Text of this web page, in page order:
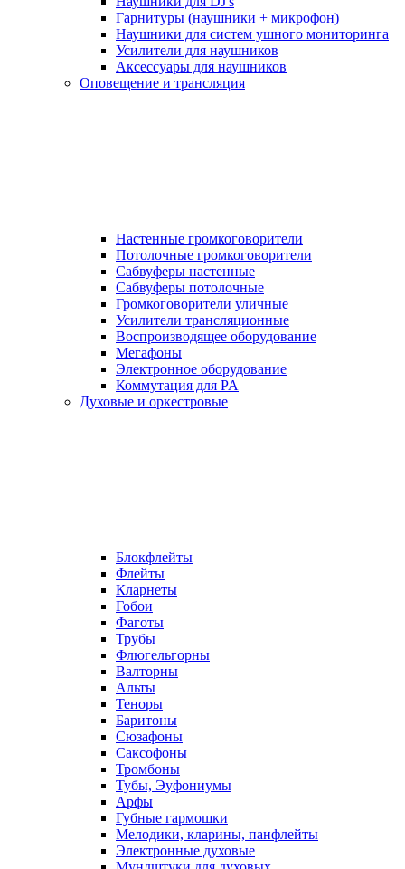
Гарнитуры (наушники + микрофон)
Наушники для систем ушного мониторинга
Усилители для наушников
Аксессуары для наушников
Оповещение и трансляция
Настенные громкоговорители
Потолочные громкоговорители
Сабвуферы настенные
Сабвуферы потолочные
Громкоговорители уличные
Усилители трансляционные
Воспроизводящее оборудование
Мегафоны
Электронное оборудование
Коммутация для PA
Духовые и оркестровые
Блокфлейты
Флейты
Кларнеты
Гобои
Фаготы
Трубы
Флюгельгорны
Валторны
Альты
Теноры
Баритоны
Сюзафоны
Саксофоны
Тромбоны
Тубы, Эуфониумы
Арфы
Губные гармошки
Мелодики, кларины, панфлейты
Электронные духовые